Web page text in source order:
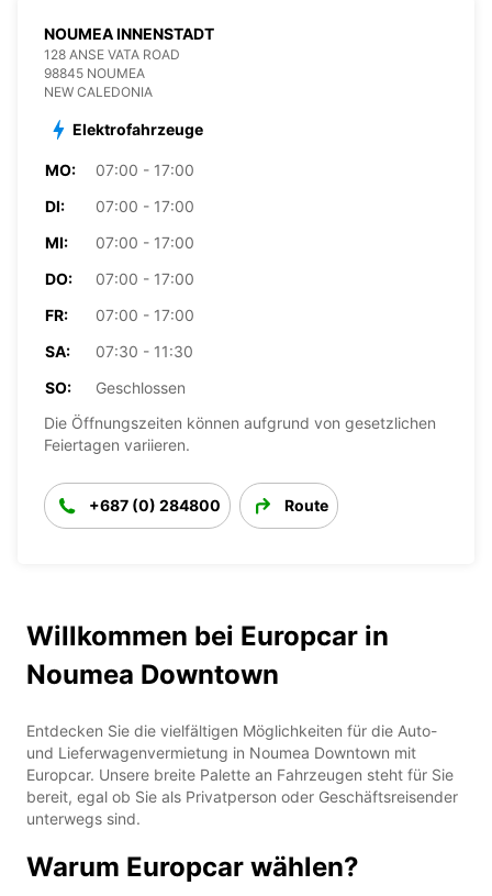
NOUMEA INNENSTADT
128 ANSE VATA ROAD
98845 NOUMEA
NEW CALEDONIA
Elektrofahrzeuge
MO:
07:00 - 17:00
DI:
07:00 - 17:00
MI:
07:00 - 17:00
DO:
07:00 - 17:00
FR:
07:00 - 17:00
SA:
07:30 - 11:30
SO:
Geschlossen
Die Öffnungszeiten können aufgrund von gesetzlichen
Feiertagen variieren.
+687 (0) 284800 Route
Willkommen bei Europcar in
Noumea Downtown
Entdecken Sie die vielfältigen Möglichkeiten für die Auto-
und Lieferwagenvermietung in Noumea Downtown mit
Europcar. Unsere breite Palette an Fahrzeugen steht für Sie
bereit, egal ob Sie als Privatperson oder Geschäftsreisender
unterwegs sind.
Warum Europcar wählen?